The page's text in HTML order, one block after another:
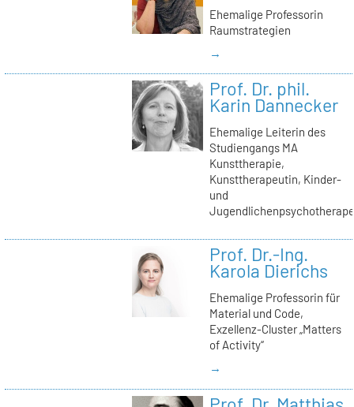
Ehemalige Professorin
Raumstrategien
→
Prof. Dr. phil.
Karin Dannecker
Ehemalige Leiterin des
Studiengangs MA
Kunsttherapie,
Kunsttherapeutin, Kinder-
und
Prof. Dr.-Ing.
Karola Dierichs
Ehemalige Professorin für
Material und Code,
Exzellenz-Cluster „Matters
of Activity“
→